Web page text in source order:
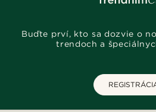
Buďte prví, kto sa dozvie o
trendoch a